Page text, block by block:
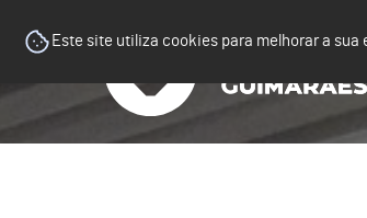
Este site utiliza cookies para melhorar a sua